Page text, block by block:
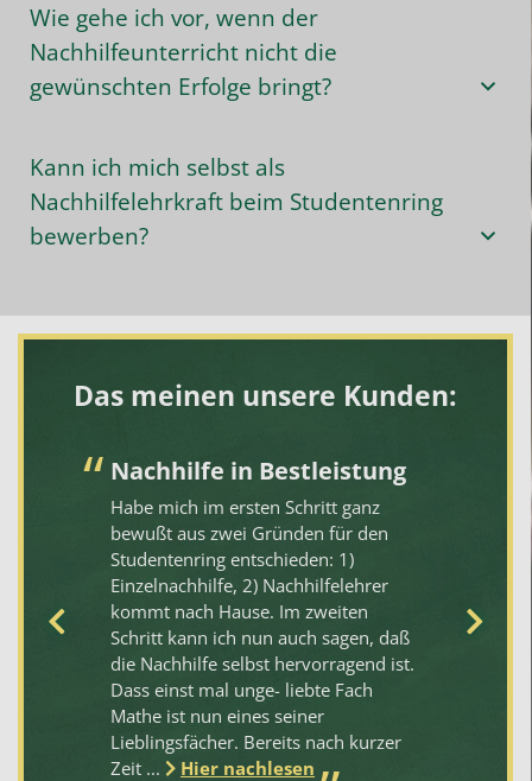
Wie gehe ich vor, wenn der
Nachhilfeunterricht nicht die
gewünschten Erfolge bringt?
Kann ich mich selbst als
Nachhilfelehrkraft beim Studentenring
bewerben?
Das meinen unsere Kunden:
Nachhilfe in Bestleistung
Habe mich im ersten Schritt ganz
bewußt aus zwei Gründen für den
Studentenring entschieden: 1)
Einzelnachhilfe, 2) Nachhilfelehrer
kommt nach Hause. Im zweiten
Schritt kann ich nun auch sagen, daß
die Nachhilfe selbst hervorragend ist.
Dass einst mal unge- liebte Fach
Mathe ist nun eines seiner
Lieblingsfächer. Bereits nach kurzer
Zeit ...
Hier nachlesen